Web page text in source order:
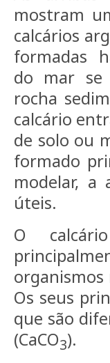
mostram
calcários
formadas
do mar se
rocha
calcário
de solo ou
formado
modelar, a
úteis.
O
Os seus
que são
(CaCO3).